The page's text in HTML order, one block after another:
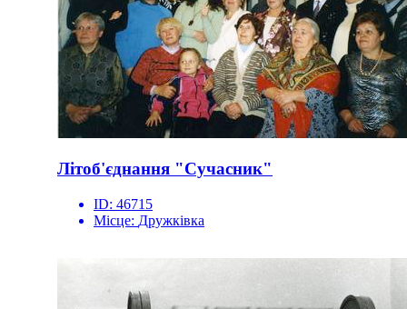
Літоб'єднання "Сучасник"
ID: 46715
Місце: Дружківка